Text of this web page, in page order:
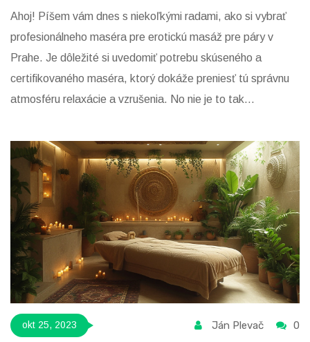
Ahoj! Píšem vám dnes s niekoľkými radami, ako si vybrať
profesionálneho maséra pre erotickú masáž pre páry v
Prahe. Je dôležité si uvedomiť potrebu skúseného a
certifikovaného maséra, ktorý dokáže preniesť tú správnu
atmosféru relaxácie a vzrušenia. No nie je to tak
všetky podstatné informácie a kroky, ktore bude treba
podniknúť, aby ste si mohli v praxi vychutnať skutočný
zážitok zo spoločnej masáže. Tešte sa!
okt 25, 2023 Ján Plevač 0